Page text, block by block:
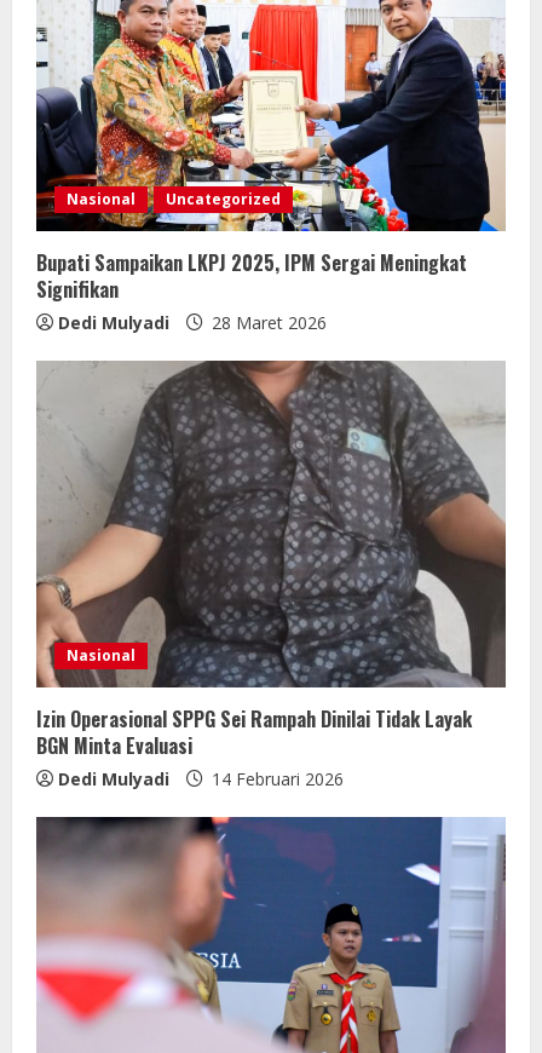
Nasional Uncategorized
Bupati Sampaikan LKPJ 2025, IPM Sergai Meningkat
Signifikan
Dedi Mulyadi 28 Maret 2026
Nasional
Izin Operasional SPPG Sei Rampah Dinilai Tidak Layak
BGN Minta Evaluasi
Dedi Mulyadi 14 Februari 2026